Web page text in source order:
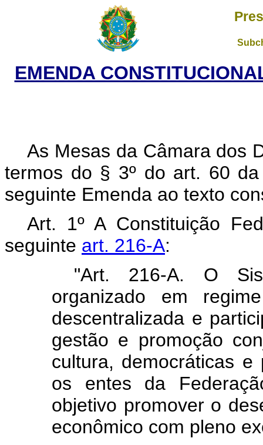
EMENDA
As Mesas da Câmara dos
termos do § 3º do art. 60
seguinte Emenda ao texto
Art. 1º A Constituição
seguinte art. 216-A:
"Art. 216-A. O
organizado em
descentralizada e
gestão e promoção
cultura, democráticas e
os entes da
objetivo promover o
econômico com pleno